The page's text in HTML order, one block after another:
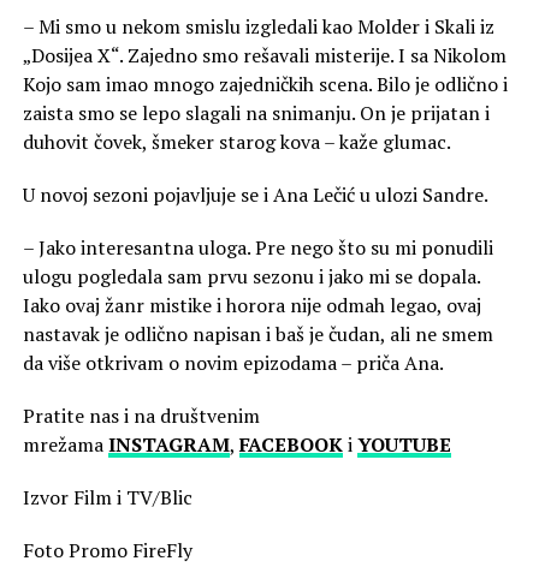
– Mi smo u nekom smislu izgledali kao Molder i Skali iz
„Dosijea X“. Zajedno smo rešavali misterije. I sa Nikolom
Kojo sam imao mnogo zajedničkih scena. Bilo je odlično i
zaista smo se lepo slagali na snimanju. On je prijatan i
duhovit čovek, šmeker starog kova – kaže glumac.
U novoj sezoni pojavljuje se i Ana Lečić u ulozi Sandre.
– Jako interesantna uloga. Pre nego što su mi ponudili
ulogu pogledala sam prvu sezonu i jako mi se dopala.
Iako ovaj žanr mistike i horora nije odmah legao, ovaj
nastavak je odlično napisan i baš je čudan, ali ne smem
da više otkrivam o novim epizodama – priča Ana.
Pratite nas i na društvenim
mrežamaINSTAGRAM,FACEBOOKiYOUTUBE
Izvor Film i TV/Blic
Foto Promo FireFly